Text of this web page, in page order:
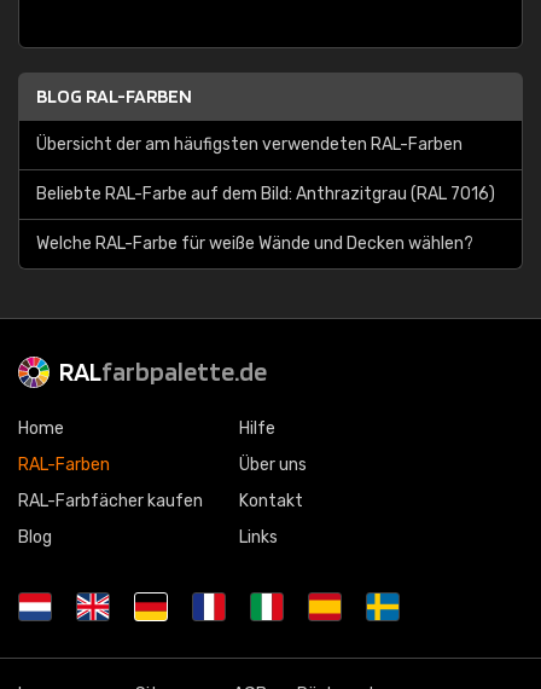
BLOG RAL-FARBEN
Übersicht der am häufigsten verwendeten RAL-Farben
Beliebte RAL-Farbe auf dem Bild: Anthrazitgrau (RAL 7016)
Welche RAL-Farbe für weiße Wände und Decken wählen?
RALfarbpalette.de
Home
RAL-Farben
RAL-Farbfächer kaufen
Blog
Hilfe
Über uns
Kontakt
Links